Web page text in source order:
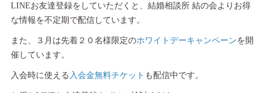
LINEお友達登録をしていただくと、結婚相談所 結の会よりお得
な情報を不定期で配信しています。
また、３月は先着２０名様限定のホワイトデーキャンペーンを開
催しています。
入会時に使える 入会金無料チケット も配信中です。